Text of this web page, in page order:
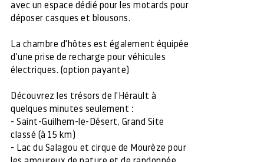
avec un espace dédié pour les motards pour
déposer casques et blousons.
La chambre d'hôtes est également équipée
d'une prise de recharge pour véhicules
électriques. (option payante)
Découvrez les trésors de l'Hérault à
quelques minutes seulement :
- Saint-Guilhem-le-Désert, Grand Site
classé (à 15 km)
- Lac du Salagou et cirque de Mourèze pour